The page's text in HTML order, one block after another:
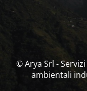
© Arya Srl -
ambientali